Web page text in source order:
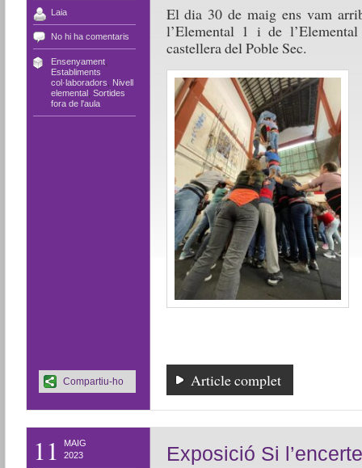
Laia
No hi ha comentaris
Ensenyament,
Establiments
col·laboradors
Nivell
elemental, Sortides
fora de l'aula
Eldia 30 demaig ens vam
l’Elemental1 i de l’Elemental
castelleradel Poble Sec.
Article complet
Compartiu-ho
11
MAIG
2023
Exposició Si